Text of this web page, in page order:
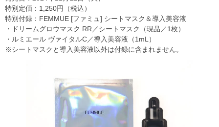
特別定価：1,250円（税込）
特別付録：FEMMUE [ファミュ] シートマスク＆導入美容液
・ドリームグロウマスク RR／シートマスク（現品／1枚）
・ルミエール ヴァイタルC／導入美容液（1mL）
※シートマスクと導入美容液以外は付録に含まれません。